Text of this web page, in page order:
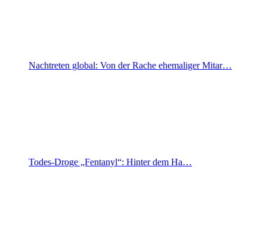
Nachtreten global: Von der Rache ehemaliger Mitar…
Todes-Droge „Fentanyl“: Hinter dem Ha…